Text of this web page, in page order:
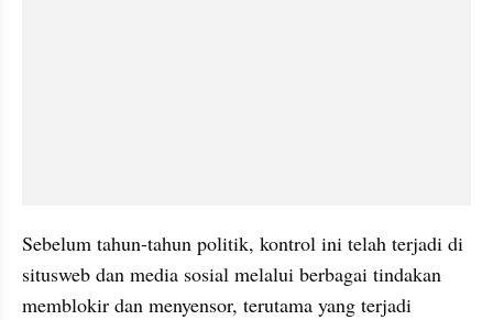
Sebelum tahun-tahun politik, kontrol ini telah terjadi di
situsweb dan media sosial melalui berbagai tindakan
memblokir dan menyensor, terutama yang terjadi